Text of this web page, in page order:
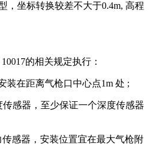
，坐标转换较差不大于0.4m, 高程
的相关规定执行：
装在距离气枪口中心点1m 处 ;
感器，至少保证一个深度传感器
感器，安装位置宜在最大气枪附